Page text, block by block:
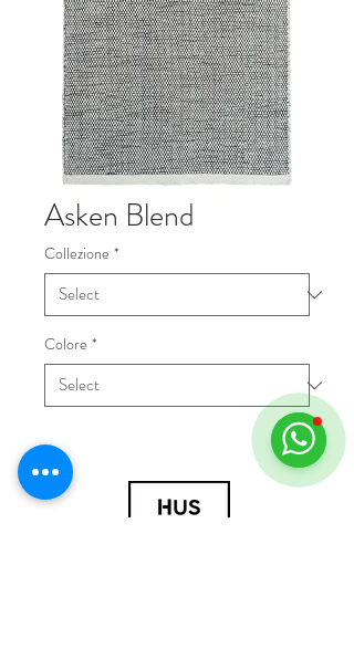
Asken Blend
Collezione *
Colore *